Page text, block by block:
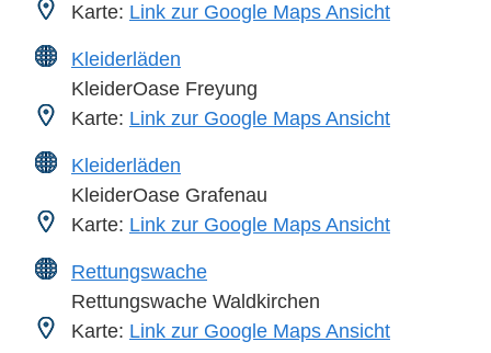
Karte: Link zur Google Maps Ansicht
Kleiderläden
KleiderOase Freyung
Karte: Link zur Google Maps Ansicht
Kleiderläden
KleiderOase Grafenau
Karte: Link zur Google Maps Ansicht
Rettungswache
Rettungswache Waldkirchen
Karte: Link zur Google Maps Ansicht